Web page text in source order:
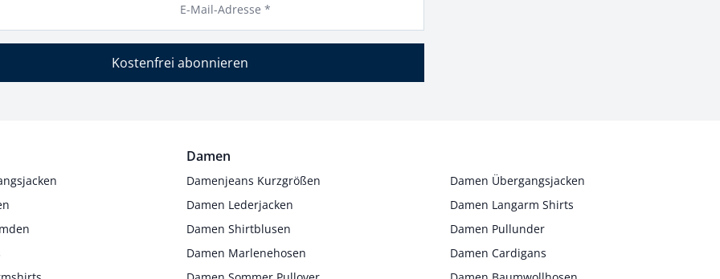
E-Mail-Adresse *
Kostenfrei abonnieren
Damen
Damenjeans Kurzgrößen
Damen Übergangsjacken
Damen Lederjacken
Damen Langarm Shirts
Damen Shirtblusen
Damen Pullunder
Damen Marlenehosen
Damen Cardigans